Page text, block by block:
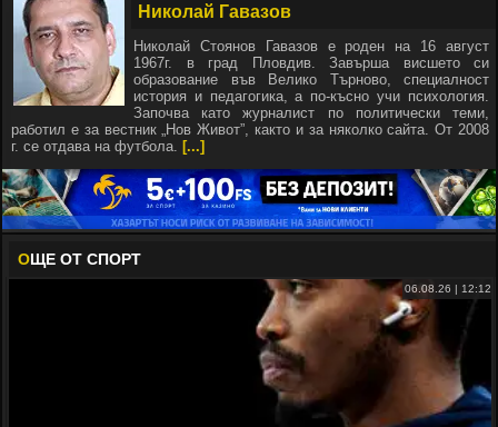
Николай Гавазов
Николай Стоянов Гавазов е роден на 16 август
1967г. в град Пловдив. Завърша висшето си
образование във Велико Търново, специалност
история и педагогика, а по-късно учи психология.
Започва като журналист по политически теми,
работил е за вестник „Нов Живот”, както и за няколко сайта. От 2008
г. се отдава на футбола. [...]
ОЩЕ ОТ СПОРТ
06.08.26 | 12:12